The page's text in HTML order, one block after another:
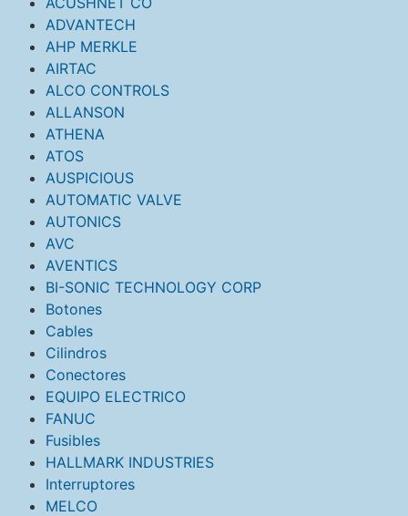
ADVANTECH
AHP MERKLE
AIRTAC
ALCO CONTROLS
ALLANSON
ATHENA
ATOS
AUSPICIOUS
AUTOMATIC VALVE
AUTONICS
AVC
AVENTICS
BI-SONIC TECHNOLOGY CORP
Botones
Cables
Cilindros
Conectores
EQUIPO ELECTRICO
FANUC
Fusibles
HALLMARK INDUSTRIES
Interruptores
MELCO